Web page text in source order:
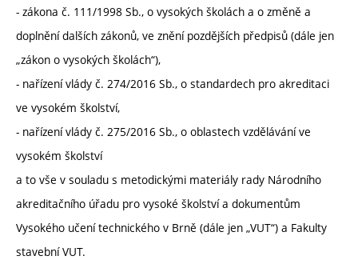
- zákona č. 111/1998 Sb., o vysokých školách a o změně a
doplnění dalších zákonů, ve znění pozdějších předpisů (dále jen
„zákon o vysokých školách“),
- nařízení vlády č. 274/2016 Sb., o standardech pro akreditaci
ve vysokém školství,
- nařízení vlády č. 275/2016 Sb., o oblastech vzdělávání ve
vysokém školství
a to vše v souladu s metodickými materiály rady Národního
akreditačního úřadu pro vysoké školství a dokumentům
Vysokého učení technického v Brně (dále jen „VUT“) a Fakulty
stavební VUT.